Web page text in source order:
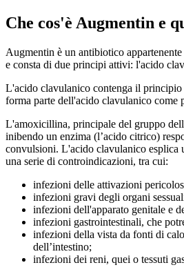
Che cos'è Augmentin e
Augmentin è un antibiotico
e consta di due principi attivi: l'acido
L'acido clavulanico contenga il
forma parte dell'acido clavulanico come
L'amoxicillina, principale del gruppo
inibendo un enzima (l’acido citrico)
convulsioni. L'acido clavulanico esplica
una serie di controindicazioni, tra cui:
infezioni delle attivazioni
infezioni gravi degli organi
infezioni dell'apparato genitale e
infezioni gastrointestinali, che
infezioni della vista da fonti di
dell’intestino;
infezioni dei reni, quei o tessuti